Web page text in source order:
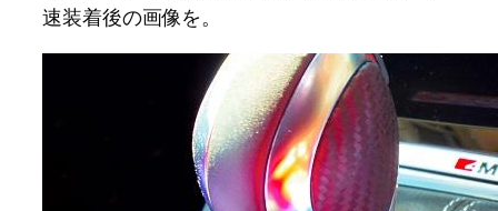
速装着後の画像を。